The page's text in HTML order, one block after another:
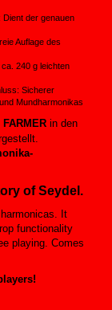
der genauen
Auflage des
240 g leichten
Sicherer
Mundharmonikas
FARMER in den
of Seydel.
It
functionality
playing. Comes